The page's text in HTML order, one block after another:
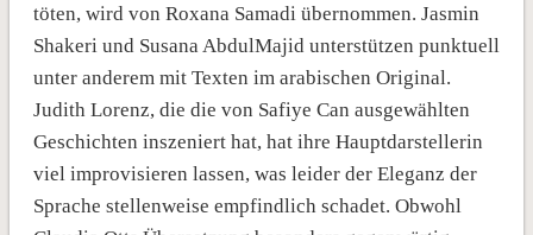
töten, wird von Roxana Samadi übernommen. Jasmin
Shakeri und Susana AbdulMajid unterstützen punktuell
unter anderem mit Texten im arabischen Original.
Judith Lorenz, die die von Safiye Can ausgewählten
Geschichten inszeniert hat, hat ihre Hauptdarstellerin
viel improvisieren lassen, was leider der Eleganz der
Sprache stellenweise empfindlich schadet. Obwohl